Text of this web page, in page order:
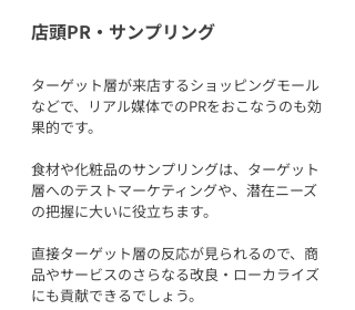
店頭PR・サンプリング
ターゲット層が来店するショッピングモール
などで、リアル媒体でのPRをおこなうのも効
果的です。
食材や化粧品のサンプリングは、ターゲット
層へのテストマーケティングや、潜在ニーズ
の把握に大いに役立ちます。
直接ターゲット層の反応が見られるので、商
品やサービスのさらなる改良・ローカライズ
にも貢献できるでしょう。